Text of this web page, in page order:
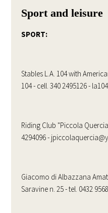
Sport and leisure
SPORT:
Stables L.A. 104 with
104 - cell. 340 2495126 -
Riding Club "Piccola
4294096 -
Giacomo di Albazzana
Saravine n. 25 - tel. 0432